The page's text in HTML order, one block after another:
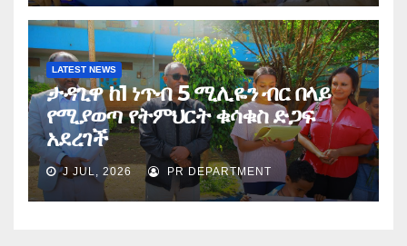
LATEST NEWS
ታዳጊዋ ከ1 ነጥብ 5 ሚሊዬን ብር በላይ
የሚያወጣ የትምህርት ቁሳቁስ ድጋፍ
አደረገች
J JUL, 2026 PR DEPARTMENT